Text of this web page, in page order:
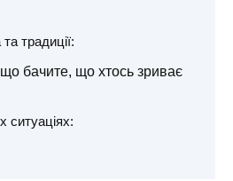
традиції:
бачите, що хтось зриває
ситуаціях: